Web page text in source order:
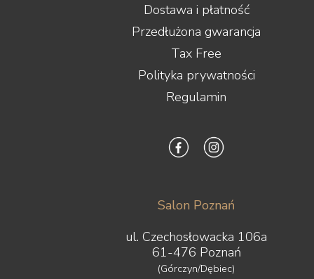
Dostawa i płatność
Przedłużona gwarancja
Tax Free
Polityka prywatności
Regulamin
Salon Poznań
ul. Czechosłowacka 106a
61-476 Poznań
(Górczyn/Dębiec)